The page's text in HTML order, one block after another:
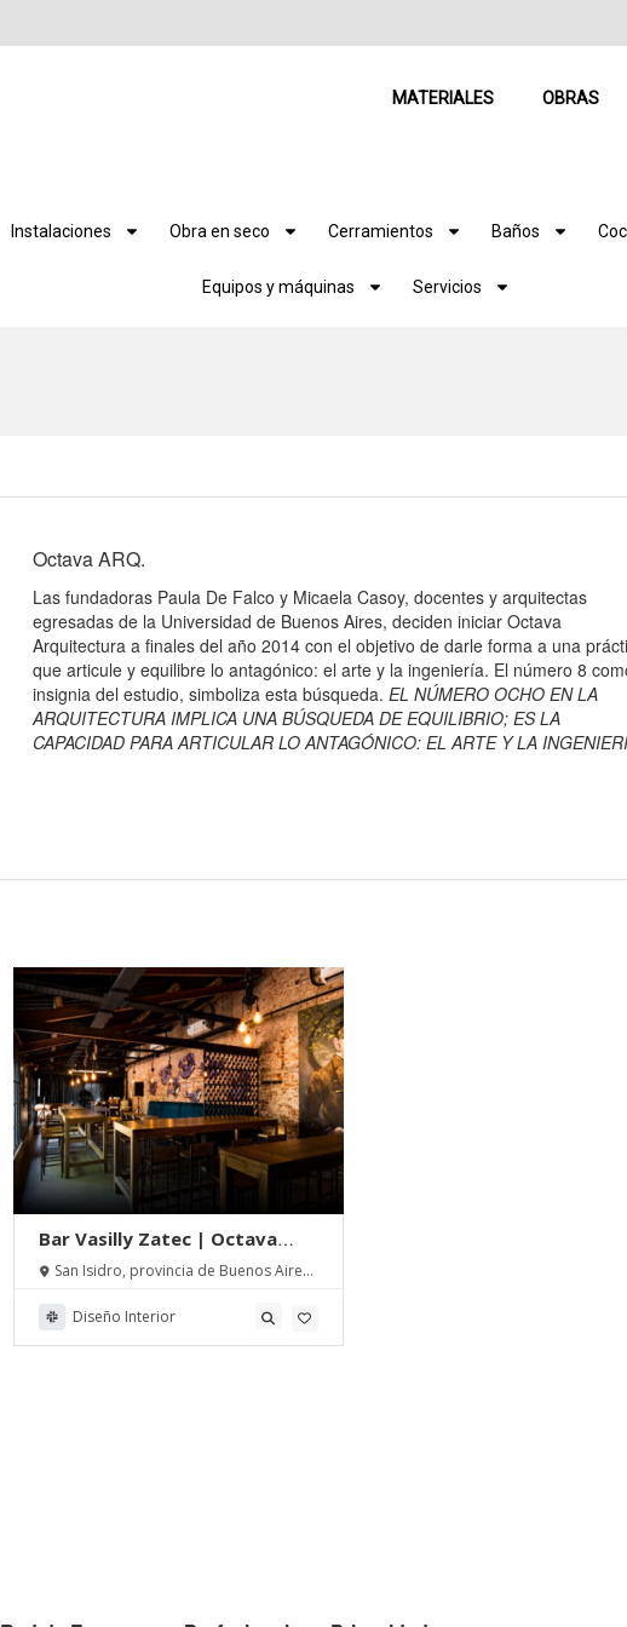
MATERIALES OBRAS
Instalaciones Obra en seco Cerramientos Baños
Equipos y máquinas Servicios
Octava ARQ.
Las fundadoras Paula De Falco y Micaela Casoy, docentes y arquitectas
egresadas de la Universidad de Buenos Aires, deciden iniciar Octava
Arquitectura a finales del año 2014 con el objetivo de darle forma a una
que articule y equilibre lo antagónico: el arte y la ingeniería. El número 8
insignia del estudio, simboliza esta búsqueda. EL NÚMERO OCHO EN LA
ARQUITECTURA IMPLICA UNA BÚSQUEDA DE EQUILIBRIO; ES LA
CAPACIDAD PARA ARTICULAR LO ANTAGÓNICO: EL ARTE Y LA
Bar Vasilly Zatec | Octava
Arq.
San Isidro, provincia de Buenos Aires,
Diseño Interior